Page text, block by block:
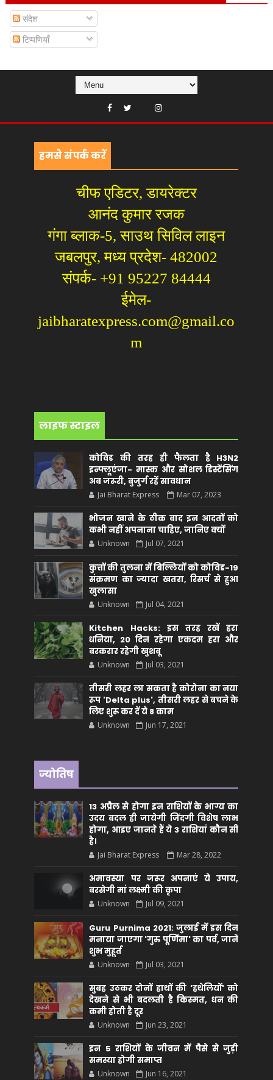
संदेश
टिप्पणियाँ
हमसे संपर्क करें
चीफ एडिटर, डायरेक्टर
आनंद कुमार रजक
गंगा ब्लाक-5, साउथ सिविल लाइन
जबलपुर, मध्य प्रदेश- 482002
संपर्क- +91 95227 84444
ईमेल-
jaibharatexpress.com@gmail.co
m
लाइफ स्टाइल
कोविड की तरह ही फैलता है H3N2
इन्फ्लूएंजा- मास्क और सोशल डिस्टेंसिंग
अब जरूरी, बुजुर्ग रहें सावधान
Jai Bharat Express Mar 07, 2023
भोजन खाने के ठीक बाद इन आदतों को
कभी नहीं अपनाना चाहिए, जानिए क्यों
Unknown Jul 07, 2021
कुत्तों की तुलना में बिल्लियों को कोविड-19
संक्रमण का ज्यादा खतरा, रिसर्च से हुआ
खुलासा
Unknown Jul 04, 2021
Kitchen Hacks: इस तरह रखें हरा
धनिया, 20 दिन रहेगा एकदम हरा और
बरकरार रहेगी खुशबू
Unknown Jul 03, 2021
तीसरी लहर ला सकता है कोरोना का नया
रूप 'Delta plus', तीसरी लहर से बचने के
लिए शुरू कर दें ये 8 काम
Unknown Jun 17, 2021
ज्योतिष
13 अप्रैल से होगा इन राशियों के भाग्य का
उदय बदल ही जायेगी जिंदगी विशेष लाभ
होगा, आइए जानते हैं ये 3 राशियां कौन सीं
है।
Jai Bharat Express Mar 28, 2022
अमावस्या पर जरूर अपनाएं ये उपाय,
बरसेगी मां लक्ष्मी की कृपा
Unknown Jul 09, 2021
Guru Purnima 2021: जुलाई में इस दिन
मनाया जाएगा 'गुरु पूर्णिमा' का पर्व, जानें
शुभ मुहूर्त
Unknown Jul 03, 2021
सुबह उठकर दोनों हाथों की 'हथेलियों' को
देखने से भी बदलती है किस्मत, धन की
कमी होती है दूर
Unknown Jun 23, 2021
इन 5 राशियों के जीवन में पैसे से जुड़ी
समस्या होगी समाप्त
Unknown Jun 16, 2021